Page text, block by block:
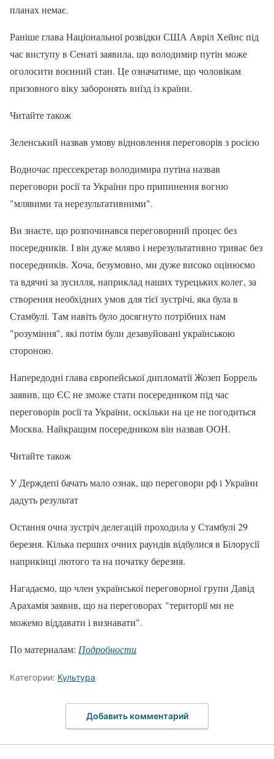
планах немає.
Раніше глава Національної розвідки США Авріл Хейнс під
час виступу в Сенаті заявила, що володимир путін може
оголосити воєнний стан. Це означатиме, що чоловікам
призовного віку заборонять виїзд із країни.
Читайте також
Зеленський назвав умову відновлення переговорів з росією
Водночас прессекретар володимира путіна назвав
переговори росії та України про припинення вогню
"млявими та нерезультативними".
Ви знаєте, що розпочинався переговорний процес без
посередників. І він дуже мляво і нерезультативно триває без
посередників. Хоча, безумовно, ми дуже високо оцінюємо
та вдячні за зусилля, наприклад наших турецьких колег, за
створення необхідних умов для тієї зустрічі, яка була в
Стамбулі. Там навіть було досягнуто потрібних нам
"розуміння", які потім були дезавуйовані українською
стороною.
Напередодні глава європейської дипломатії Жозеп Боррель
заявив, що ЄС не зможе стати посередником під час
переговорів росії та України, оскільки на це не погодиться
Москва. Найкращим посередником він назвав ООН.
Читайте також
У Держдепі бачать мало ознак, що переговори рф і України
дадуть результат
Остання очна зустріч делегацій проходила у Стамбулі 29
березня. Кілька перших очних раундів відбулися в Білорусії
наприкінці лютого та на початку березня.
Нагадаємо, що член української переговорної групи Давід
Арахамія заявив, що на переговорах "території ми не
можемо віддавати і визнавати".
По материалам: Подробности
Категории: Культура
Добавить комментарий